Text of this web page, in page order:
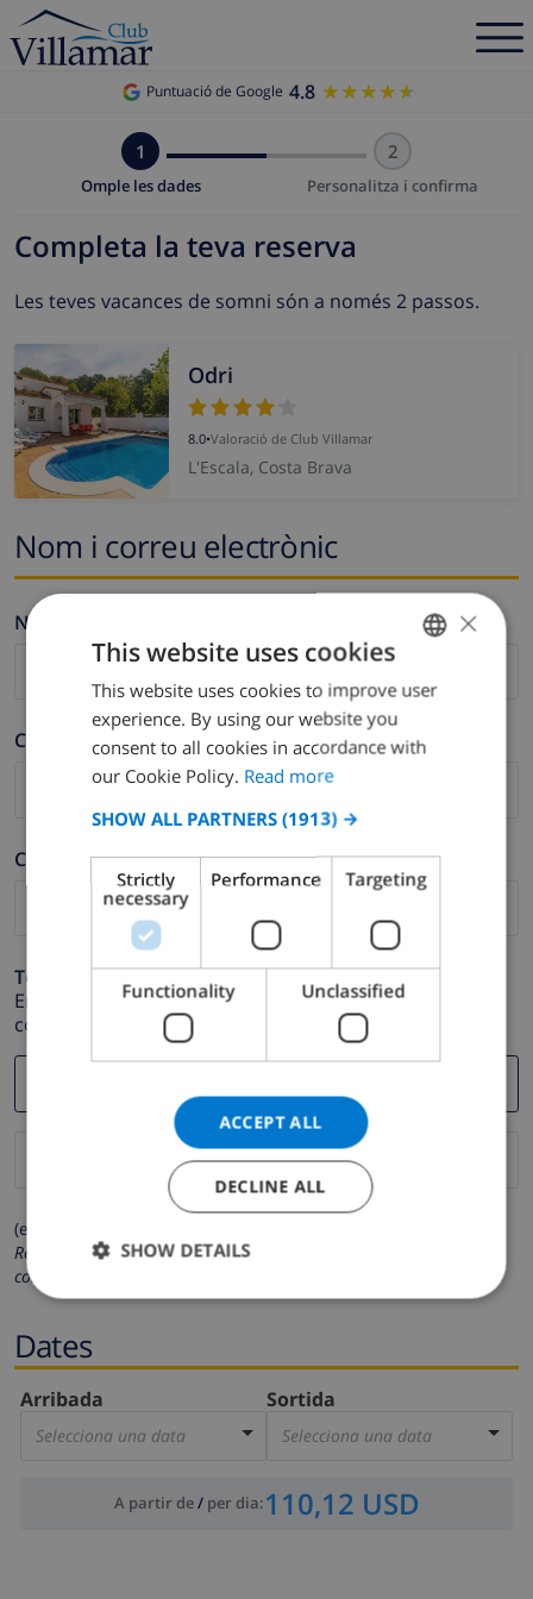
Puntuació de Google 4.8 ★★★★★
★★★★★
1
Omple les dades
2
Personalitza i confirma
Completa la teva reserva
Les teves vacances de somni són a només 2 passos.
Odri
8.0•Valoració de Club Villamar
L'Escala, Costa Brava
Nom i correu electrònic
Nom *
Cognom *
Correu electrònic *
Telèfon *
En cas que la direcció de correu electrònic no funcioni
correctament.
(els camps marcats amb * són obligatoris)
Respectem la teva privacitat. Les teves dades personals no es
compartiran amb tercers.
Dates
Arribada
Selecciona una data
Sortida
Selecciona una data
A partir de/ per dia:110,12 USD
ENGLISH
DUTCH
CATALAN
ITALIAN
DANISH
NORWEGIAN
×
This website uses cookies
This website uses cookies to improve user
experience. By using our website you
consent to all cookies in accordance with
our Cookie Policy. Read more
SHOW ALL PARTNERS (1913) →
Strictly
necessary
Performance Targeting
Functionality Unclassified
ACCEPT ALL
DECLINE ALL
SHOW DETAILS